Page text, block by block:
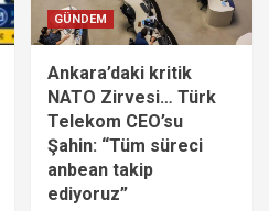
GÜNDEM
Ankara’daki kritik
NATO Zirvesi… Türk
Telekom CEO’su
Şahin: “Tüm süreci
anbean takip
ediyoruz”